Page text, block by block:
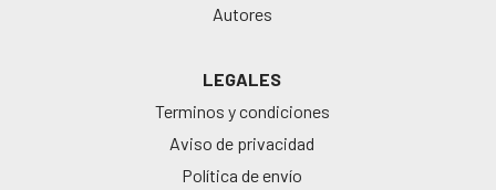
Autores
LEGALES
Terminos y condiciones
Aviso de privacidad
Política de envío